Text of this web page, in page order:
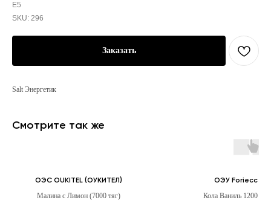
E5
SKU: 296
Заказать
Salt Энергетик
Смотрите так же
ОЭС OUKITEL (ОУКИТЕЛ)
Малина с Лимон (7000 тяг)
ОЭУ Foriecc
Кола Ваниль 1200 тяг